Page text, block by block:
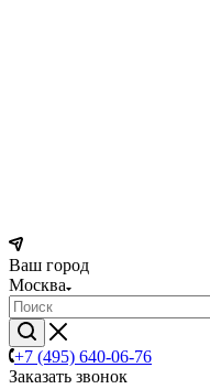
Ваш город
Москва
+7 (495) 640-06-76
Заказать звонок